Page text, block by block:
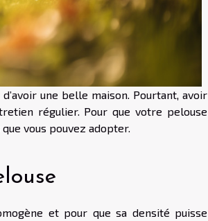
une belle maison. Pourtant, avoir
régulier. Pour que votre pelouse
vous pouvez adopter.
et pour que sa densité puisse